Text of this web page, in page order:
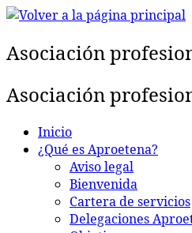
Saltar
contenido
Asociación
Asociación
Inicio
¿Qué es Aproetena?
Aviso legal
Bienvenida
Cartera de servicios
Delegaciones